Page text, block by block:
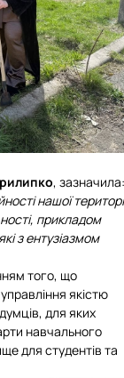
, зазначила:
нашої
прикладом
з ентузіазмом
того, що
якістю
для яких
навчального
для студентів та